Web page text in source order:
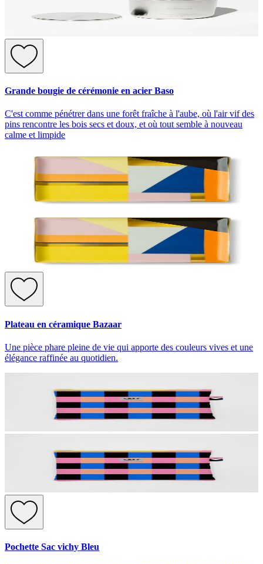
Grande bougie de cérémonie en acier Baso
C'est comme pénétrer dans une forêt fraîche à l'aube, où l'air vif des
pins rencontre les bois secs et doux, et où tout semble à nouveau
calme et limpide
Plateau en céramique Bazaar
Une pièce phare pleine de vie qui apporte des couleurs vives et une
élégance raffinée au quotidien.
Pochette Sac vichy Bleu